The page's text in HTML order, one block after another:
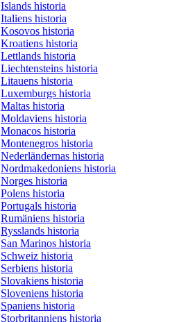
Islands historia
Italiens historia
Kosovos historia
Kroatiens historia
Lettlands historia
Liechtensteins historia
Litauens historia
Luxemburgs historia
Maltas historia
Moldaviens historia
Monacos historia
Montenegros historia
Nederländernas historia
Nordmakedoniens historia
Norges historia
Polens historia
Portugals historia
Rumäniens historia
Rysslands historia
San Marinos historia
Schweiz historia
Serbiens historia
Slovakiens historia
Sloveniens historia
Spaniens historia
Storbritanniens historia